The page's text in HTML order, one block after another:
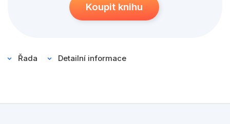
Young adult
Koupit knihu
Řada Detailní informace